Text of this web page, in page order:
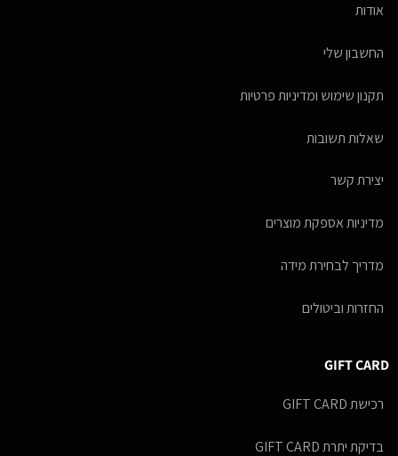
אודות
החשבון שלי
תקנון שימוש ומדיניות פרטיות
שאלות תשובות
יצירת קשר
מדיניות אספקת מוצרים
מדריך לבחירת מידה
החזרות וביטולים
GIFT CARD
רכישת GIFT CARD
בדיקת יתרת GIFT CARD